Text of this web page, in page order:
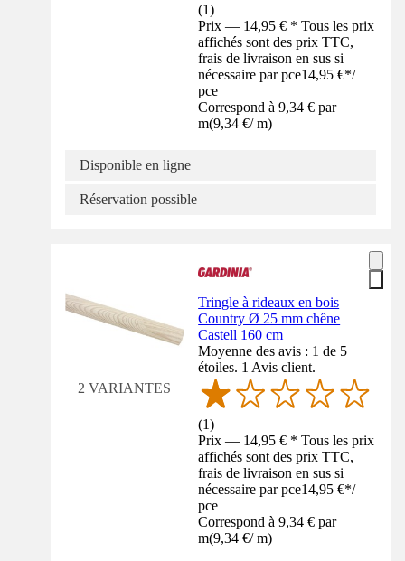
(1)
Prix — 14,95 € * Tous les prix
affichés sont des prix TTC,
frais de livraison en sus si
nécessaire par pce14,95 €*/
pce
Correspond à 9,34 € par
m(9,34 €/ m)
Disponible en ligne
Réservation possible
2 VARIANTES
Tringle à rideaux en bois
Country Ø 25 mm chêne
Castell 160 cm
Moyenne des avis : 1 de 5
étoiles. 1 Avis client.
(1)
Prix — 14,95 € * Tous les prix
affichés sont des prix TTC,
frais de livraison en sus si
nécessaire par pce14,95 €*/
pce
Correspond à 9,34 € par
m(9,34 €/ m)